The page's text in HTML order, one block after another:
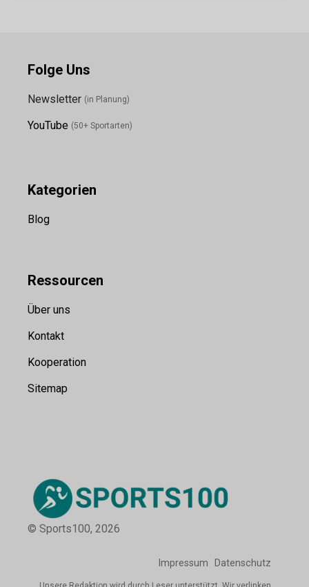
Folge Uns
Newsletter (in Planung)
YouTube (50+ Sportarten)
Kategorien
Blog
Ressourcen
Über uns
Kontakt
Kooperation
Sitemap
© Sports100, 2026
Impressum Datenschutz